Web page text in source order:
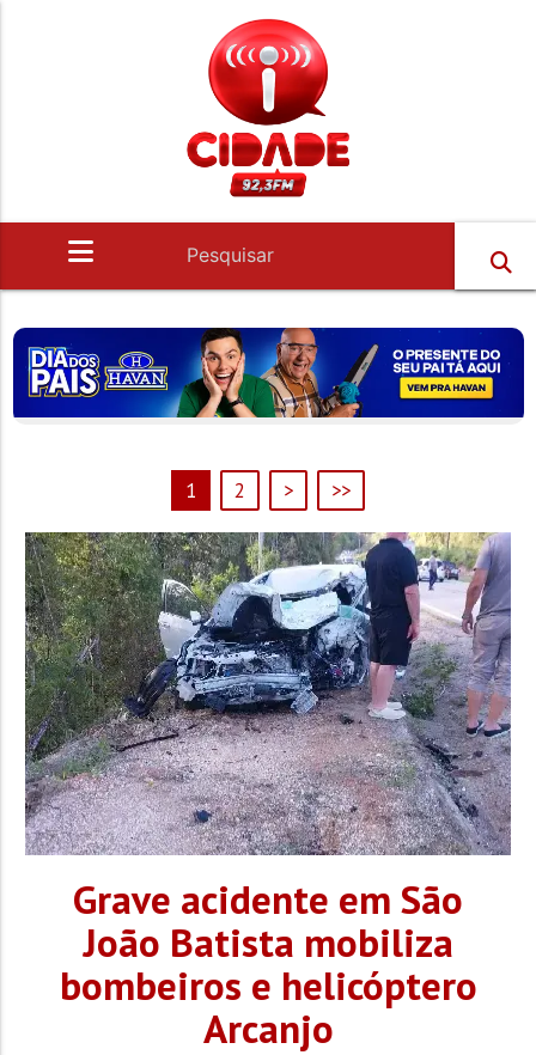
1 2 > >>
Grave acidente em São
João Batista mobiliza
bombeiros e helicóptero
Arcanjo